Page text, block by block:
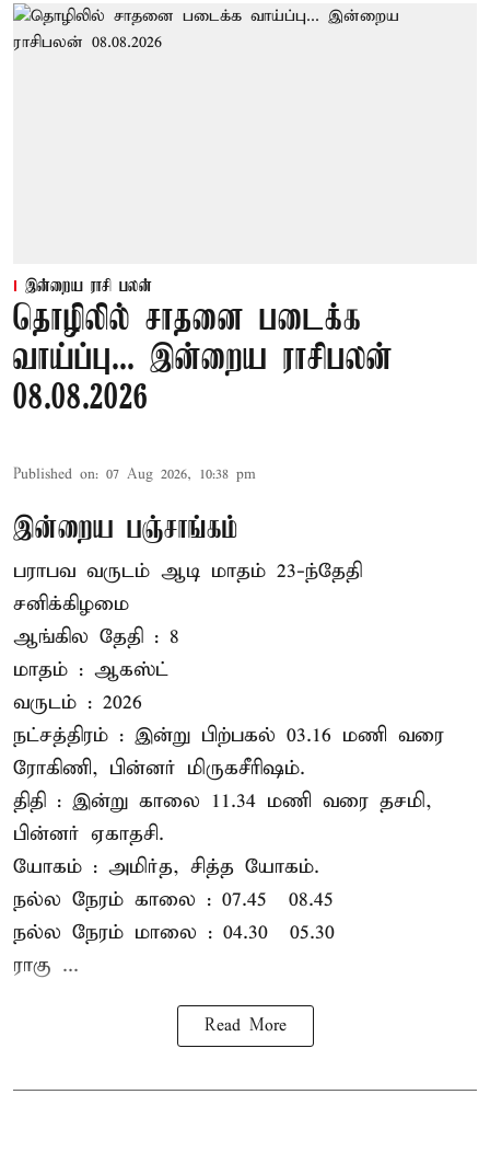
இன்றைய ராசி பலன்
தொழிலில் சாதனை படைக்க
வாய்ப்பு... இன்றைய ராசிபலன்
08.08.2026
Published on: 07 Aug 2026, 10:38 pm
இன்றைய பஞ்சாங்கம்
பராபவ வருடம் ஆடி மாதம் 23-ந்தேதி
சனிக்கிழமை
ஆங்கில தேதி : 8
மாதம் : ஆகஸ்ட்
வருடம் : 2026
நட்சத்திரம் : இன்று பிற்பகல் 03.16 மணி வரை
ரோகிணி, பின்னர் மிருகசீரிஷம்.
திதி : இன்று காலை 11.34 மணி வரை தசமி,
பின்னர் ஏகாதசி.
யோகம் : அமிர்த, சித்த யோகம்.
நல்ல நேரம் காலை : 07.45 – 08.45
நல்ல நேரம் மாலை : 04.30 – 05.30
ராகு ...
Read More